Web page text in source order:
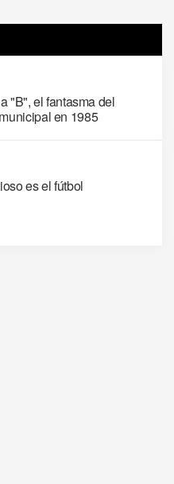
"B", el fantasma del
en 1985
es el fútbol